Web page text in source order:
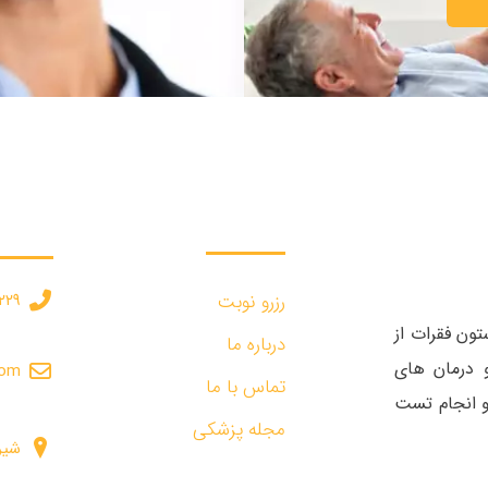
فقرات از
درمان های
و انجام تست
رزرو نوبت
درباره ما
تماس با ما
مجله پزشکی